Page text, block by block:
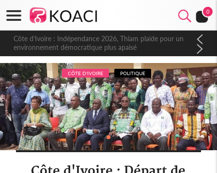
0
Côte d'Ivoire : Indépendance 2026, Thiam plaide pour un
environnement démocratique plus apaisé
CÔTE D'IVOIRE POLITIQUE